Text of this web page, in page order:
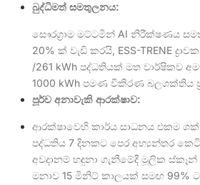
බුද්ධිමත් සමතුලනය:
සෞරග්‍රාම මට්ටමින් AI නිරීක්ෂණය
20% ක් වැඩි කරයි, ESS-TRENE
/261 kWh පද්ධතියක් මත වාර්ෂිකව
1000 kWh පමණ විකිරණ බලශක්තිය
පූර්ව අනාවැකි ආරක්ෂාව:
ආරක්ෂාවෙහි කාර්ය සාධනය එකම
පද්ධතිය 7 දිනකට පෙර අභ්‍යන්තර
අවදානම් හඳුනා ගැනීමේදී මූලික
මනාව 15 මිනිට් කාලයක් සමඟ 99%